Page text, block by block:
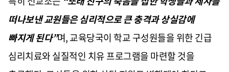
떠나보낸 교원들은 심리적으로 큰 충격과 상실감에
빠지게 된다”며, 교육당국이 학교 구성원들을 위한 긴급
심리치료와 실질적인 치유 프로그램을 마련할 것을